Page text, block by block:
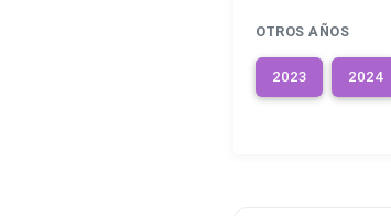
OTROS AÑOS
2023 2024